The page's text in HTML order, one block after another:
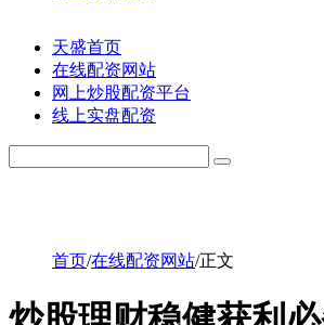
天盛首页
在线配资网站
网上炒股配资平台
线上实盘配资
首页/在线配资网站/正文